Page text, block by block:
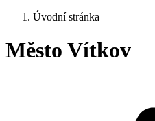
Úvodní stránka
Město Vítkov